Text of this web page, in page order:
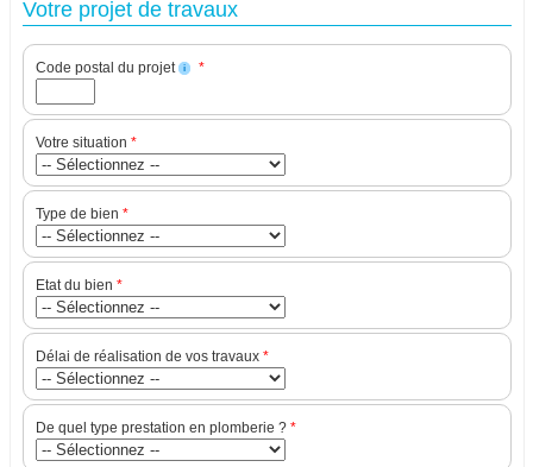
Votre projet de travaux
Code postal du projet i *
Votre situation *
Type de bien *
Etat du bien *
Délai de réalisation de vos travaux*
De quel type prestation en plomberie ?*